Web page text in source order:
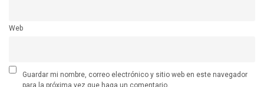
Web
Guardar mi nombre, correo electrónico y sitio web en este navegador
para la próxima vez que haga un comentario.